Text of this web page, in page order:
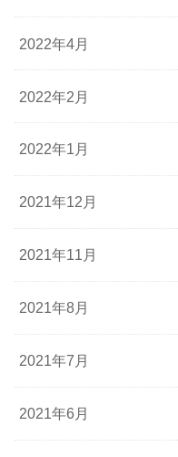
2022年4月
2022年2月
2022年1月
2021年12月
2021年11月
2021年8月
2021年7月
2021年6月